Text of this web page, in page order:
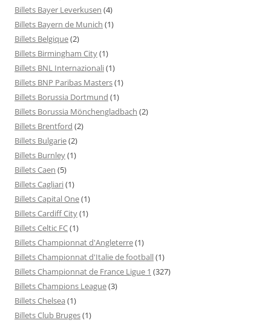
Billets Bayer Leverkusen (4)
Billets Bayern de Munich (1)
Billets Belgique(2)
Billets Birmingham City(1)
Billets BNL Internazionali(1)
Billets BNP Paribas Masters(1)
Billets Borussia Dortmund (1)
Billets Borussia Mönchengladbach (2)
Billets Brentford (2)
Billets Bulgarie(2)
Billets Burnley(1)
Billets Caen (5)
Billets Cagliari(1)
Billets Capital One(1)
Billets Cardiff City(1)
Billets Celtic FC(1)
Billets Championnat d'Angleterre(1)
Billets Championnat d'Italie de football(1)
Billets Championnat de France Ligue 1 (327)
Billets Champions League(3)
Billets Chelsea (1)
Billets Club Bruges(1)